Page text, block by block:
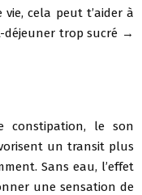
vie, cela peut t’aider à
déjeuner trop sucré →
constipation, le son
un transit plus
Sans eau, l’effet
une sensation de